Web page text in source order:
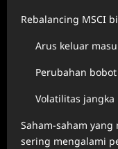
Rebalancing MSCI
Arus keluar
Perubahan
Volatilitas jangka
Saham-saham
sering mengalami